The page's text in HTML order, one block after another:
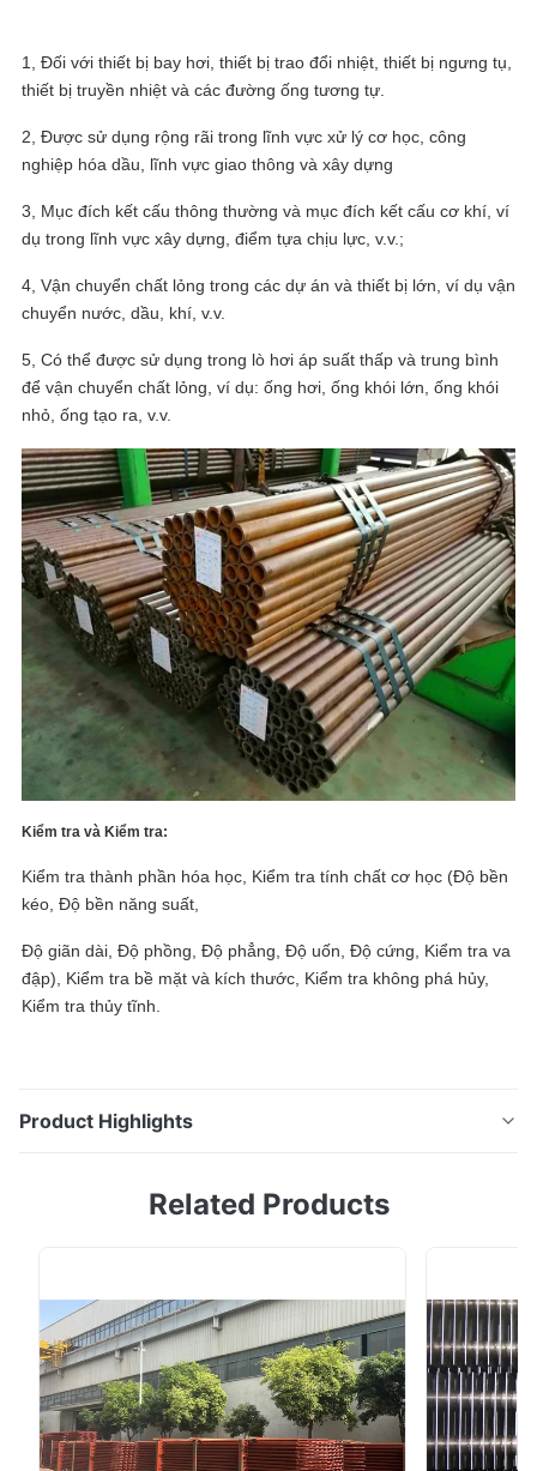
1, Đối với thiết bị bay hơi, thiết bị trao đổi nhiệt, thiết bị ngưng tụ,
thiết bị truyền nhiệt và các đường ống tương tự.
2, Được sử dụng rộng rãi trong lĩnh vực xử lý cơ học, công
nghiệp hóa dầu, lĩnh vực giao thông và xây dựng
3, Mục đích kết cấu thông thường và mục đích kết cấu cơ khí, ví
dụ trong lĩnh vực xây dựng, điểm tựa chịu lực, v.v.;
4, Vận chuyển chất lỏng trong các dự án và thiết bị lớn, ví dụ vận
chuyển nước, dầu, khí, v.v.
5, Có thể được sử dụng trong lò hơi áp suất thấp và trung bình
để vận chuyển chất lỏng, ví dụ: ống hơi, ống khói lớn, ống khói
nhỏ, ống tạo ra, v.v.
Kiểm tra và Kiểm tra:
Kiểm tra thành phần hóa học, Kiểm tra tính chất cơ học (Độ bền
kéo, Độ bền năng suất,
Độ giãn dài, Độ phồng, Độ phẳng, Độ uốn, Độ cứng, Kiểm tra va
đập), Kiểm tra bề mặt và kích thước, Kiểm tra không phá hủy,
Kiểm tra thủy tĩnh.
Product Highlights
suất và lò hơi áp suất cao, trung bình, thấp Ống thép
ASTM A179 / SA179SMLS Kích thước: (mm) Kích thước
ngoài: 12,7mm - 114,3mm Độ dày của tường...
Related Products